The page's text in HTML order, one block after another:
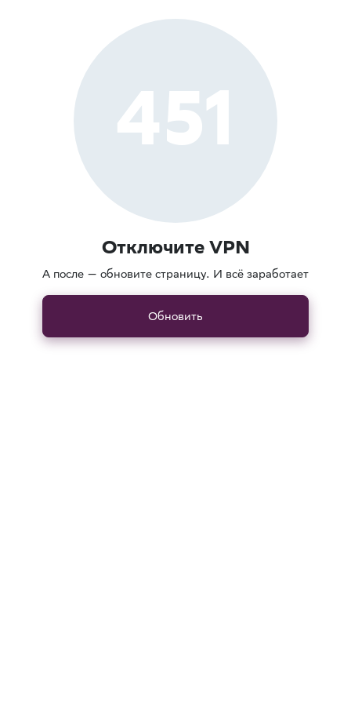
451
Отключите VPN
А после — обновите страницу. И всё заработает
Обновить